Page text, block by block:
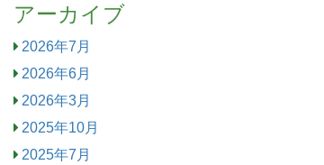
アーカイブ
2026年7月
2026年6月
2026年3月
2025年10月
2025年7月